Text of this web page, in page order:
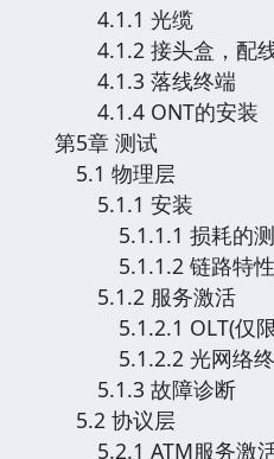
4.1.1 光缆
4.1.2 接头盒，配
4.1.3 落线终端
4.1.4 ONT的安装
第5章 测试
5.1 物理层
5.1.1 安装
5.1.1.1 损耗的
5.1.1.2 链路特
5.1.2 服务激活
5.1.2.1 OLT(仅限
5.1.2.2 光网络终
5.1.3 故障诊断
5.2 协议层
5.2.1 ATM服务激